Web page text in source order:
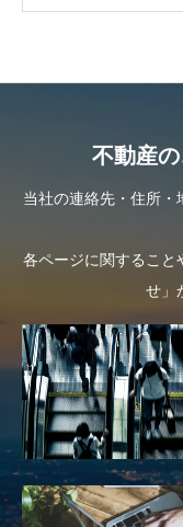
不動産の
当社の連絡先・住所・
各ページに関すること
せ」